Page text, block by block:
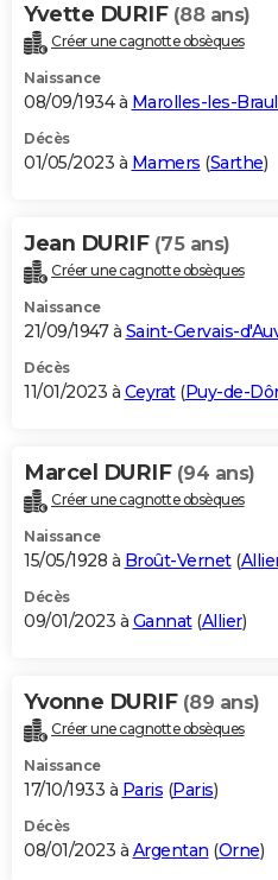
Yvette DURIF (88 ans)
Créer une cagnotte obsèques
Naissance
08/09/1934 à Marolles-les-
Décès
01/05/2023 à Mamers (Sarthe)
Jean DURIF (75 ans)
Créer une cagnotte obsèques
Naissance
21/09/1947 à Saint-Gervais-
Décès
11/01/2023 à Ceyrat(Puy-de-
Marcel DURIF (94 ans)
Créer une cagnotte obsèques
Naissance
15/05/1928 à Broût-Vernet(
Décès
09/01/2023 à Gannat(Allier)
Yvonne DURIF (89 ans)
Créer une cagnotte obsèques
Naissance
17/10/1933 à Paris (Paris)
Décès
08/01/2023 à Argentan (Orne)